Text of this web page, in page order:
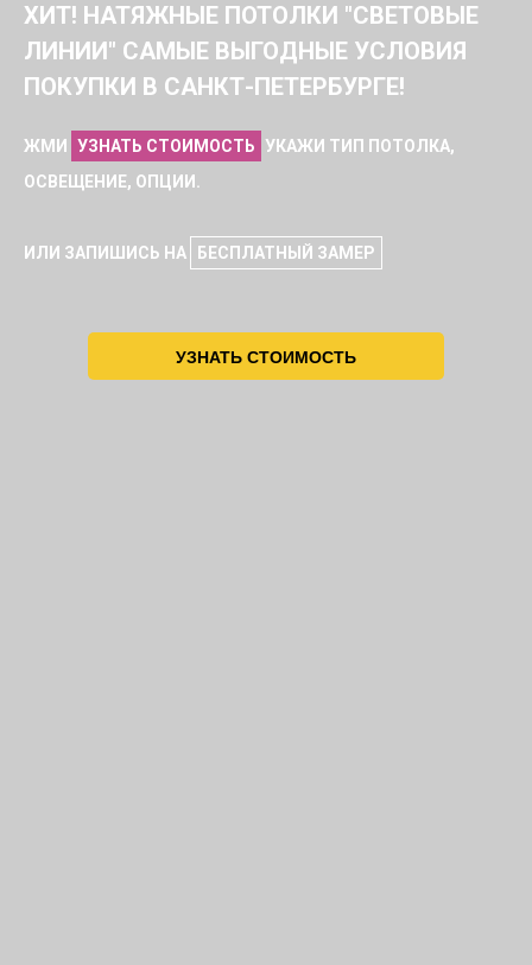
ХИТ! НАТЯЖНЫЕ ПОТОЛКИ "СВЕТОВЫЕ
ЛИНИИ" САМЫЕ ВЫГОДНЫЕ УСЛОВИЯ
ПОКУПКИ В САНКТ-ПЕТЕРБУРГЕ!
ЖМИ УЗНАТЬ СТОИМОСТЬ
УКАЖИ ТИП ПОТОЛКА,
ОСВЕЩЕНИЕ, ОПЦИИ.
ИЛИ ЗАПИШИСЬ НА БЕСПЛАТНЫЙ ЗАМЕР
УЗНАТЬ СТОИМОСТЬ